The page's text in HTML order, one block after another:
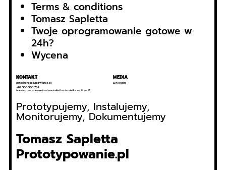
Terms & conditions
Tomasz Sapletta
Twoje oprogramowanie gotowe w
24h?
Wycena
KONTAKT
info@prototypowanie.pl
+48 503 503 761
MEDIA
Linkedin
Jesteśmy do dyspozycji od poniedziałku do piątku od 8 do 17
Prototypujemy, Instalujemy,
Monitorujemy, Dokumentujemy
Tomasz Sapletta
Prototypowanie.pl